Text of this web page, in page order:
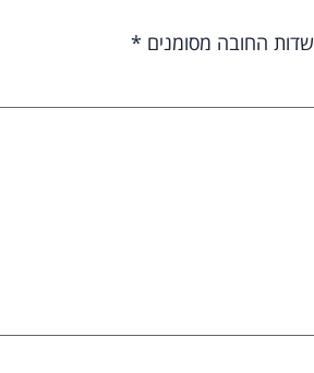
שדות החובה מסומנים *